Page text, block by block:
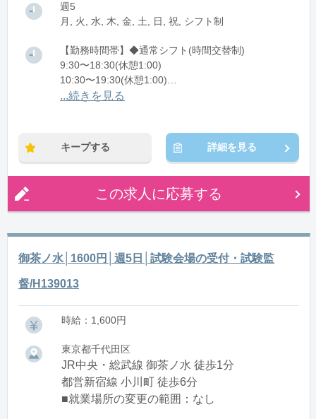
週5
月, 火, 水, 木, 金, 土, 日, 祝, シフト制
【勤務時間帯】◆通常シフト(時間交替制)
9:30〜18:30(休憩1:00)
10:30〜19:30(休憩1:00)
11:30〜20:30(休憩1:00)
...続きを見る
キープする 詳細を見る
この求人に応募する
御茶ノ水│1600円│週5日│試験会場の受付・試験監
督/H139013
時給：1,600円
東京都千代田区
JR中央・総武線 御茶ノ水 徒歩1分
都営新宿線 小川町 徒歩6分
■就業場所の変更の範囲：なし